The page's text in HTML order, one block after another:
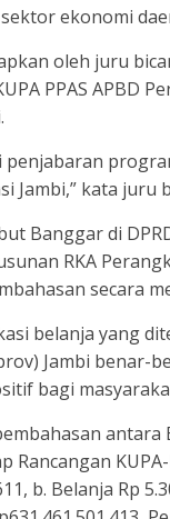
ekonomi
oleh juru
PPAS APBD
penjabaran
Jambi,” kata juru
Banggar di
RKA
secara
belanja yang
Jambi benar-
bagi
Rancangan
b. Belanja Rp